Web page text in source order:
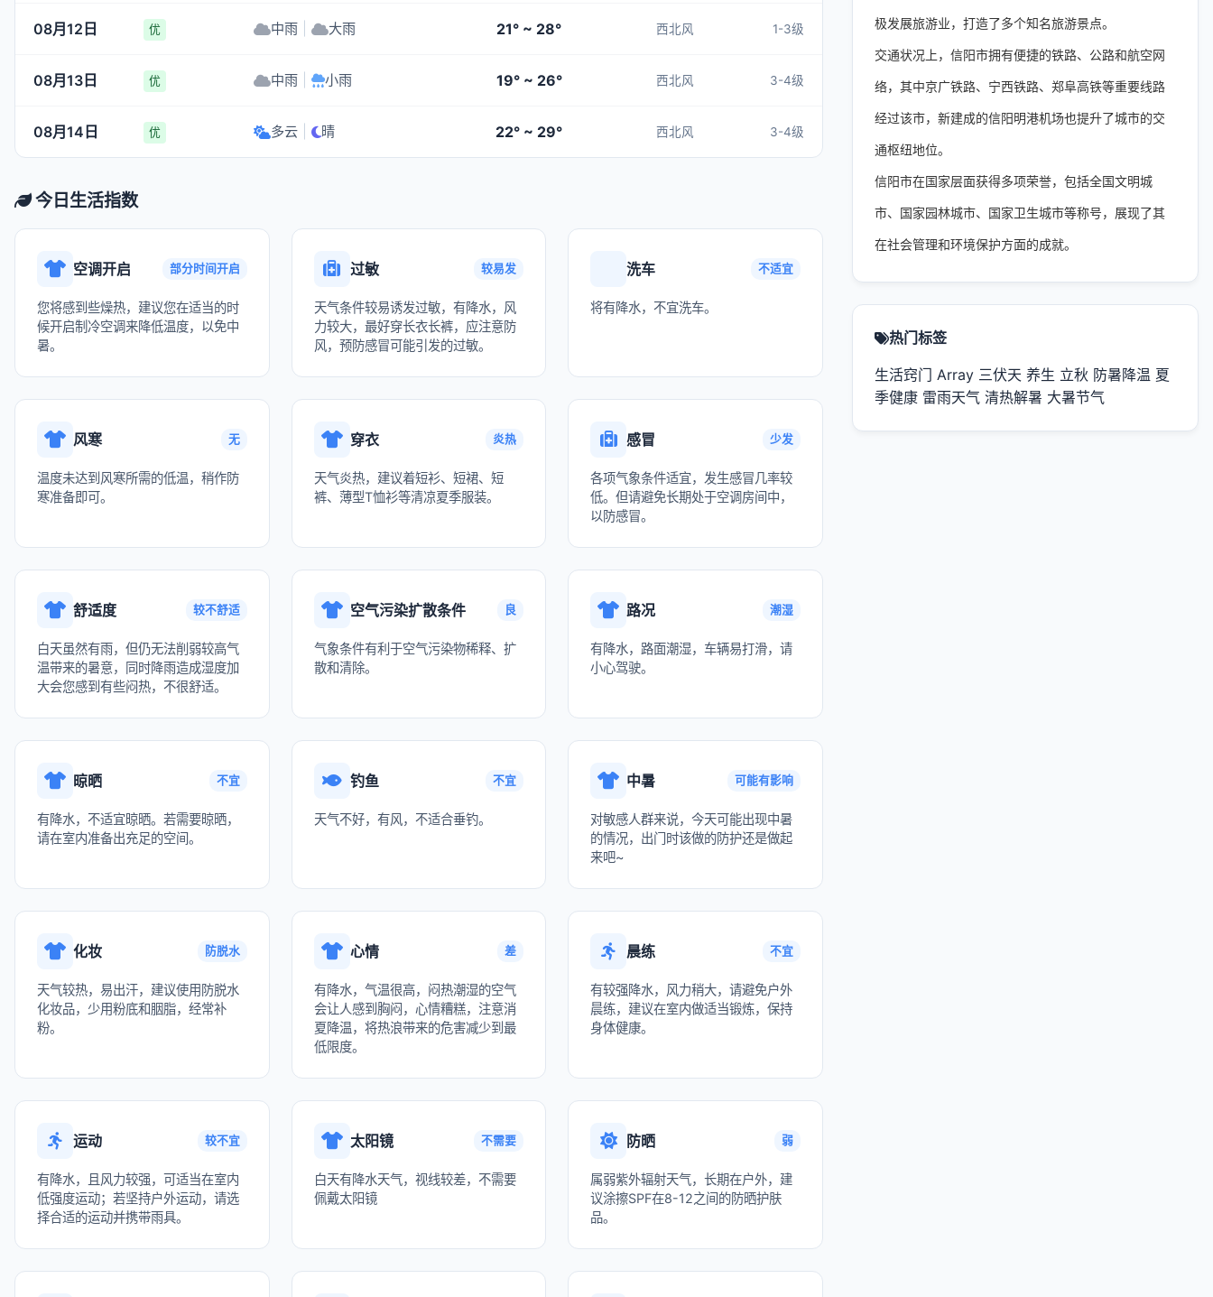
08月12日 优 中雨 大雨 21° ~ 28° 西北风 1-3级
08月13日 优 中雨 小雨 19° ~ 26° 西北风 3-4级
08月14日 优 多云 晴 22° ~ 29° 西北风 3-4级
今日生活指数
空调开启 部分时间开启
您将感到些燥热，建议您在适当的时
候开启制冷空调来降低温度，以免中
暑。
过敏 较易发
天气条件较易诱发过敏，有降水，风
力较大，最好穿长衣长裤，应注意防
风，预防感冒可能引发的过敏。
洗车 不适宜
将有降水，不宜洗车。
风寒 无
温度未达到风寒所需的低温，稍作防
寒准备即可。
穿衣 炎热
天气炎热，建议着短衫、短裙、短
裤、薄型T恤衫等清凉夏季服装。
感冒 少发
各项气象条件适宜，发生感冒几率较
低。但请避免长期处于空调房间中，
以防感冒。
舒适度 较不舒适
白天虽然有雨，但仍无法削弱较高气
温带来的暑意，同时降雨造成湿度加
大会您感到有些闷热，不很舒适。
空气污染扩散条件 良
气象条件有利于空气污染物稀释、扩
散和清除。
路况 潮湿
有降水，路面潮湿，车辆易打滑，请
小心驾驶。
晾晒 不宜
有降水，不适宜晾晒。若需要晾晒，
请在室内准备出充足的空间。
钓鱼 不宜
天气不好，有风，不适合垂钓。
中暑 可能有影响
对敏感人群来说，今天可能出现中暑
的情况，出门时该做的防护还是做起
来吧~
化妆 防脱水
天气较热，易出汗，建议使用防脱水
化妆品，少用粉底和胭脂，经常补
粉。
心情 差
有降水，气温很高，闷热潮湿的空气
会让人感到胸闷，心情糟糕，注意消
夏降温，将热浪带来的危害减少到最
低限度。
晨练 不宜
有较强降水，风力稍大，请避免户外
晨练，建议在室内做适当锻炼，保持
身体健康。
运动 较不宜
有降水，且风力较强，可适当在室内
低强度运动；若坚持户外运动，请选
择合适的运动并携带雨具。
太阳镜 不需要
白天有降水天气，视线较差，不需要
佩戴太阳镜
防晒 弱
属弱紫外辐射天气，长期在户外，建
议涂擦SPF在8-12之间的防晒护肤
品。
极发展旅游业，打造了多个知名旅游景点。
交通状况上，信阳市拥有便捷的铁路、公路和航空网
络，其中京广铁路、宁西铁路、郑阜高铁等重要线路
经过该市，新建成的信阳明港机场也提升了城市的交
通枢纽地位。
信阳市在国家层面获得多项荣誉，包括全国文明城
市、国家园林城市、国家卫生城市等称号，展现了其
在社会管理和环境保护方面的成就。
热门标签
生活窍门 Array 三伏天 养生 立秋 防暑降温 夏
季健康 雷雨天气 清热解暑 大暑节气